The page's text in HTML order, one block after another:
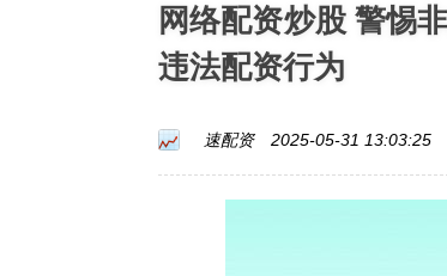
网络配资炒股 警惕
违法配资行为
速配资 2025-05-31 13:03:25